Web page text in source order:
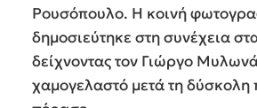
Ρουσόπουλο. Η κοινή
δημοσιεύτηκε στη συνέχεια
δείχνοντας τον Γιώργο
χαμογελαστό μετά τη δύσκολη